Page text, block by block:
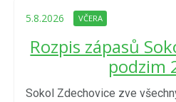
5.8.2026 VČERA
Rozpis zápasů
podzim
Sokol Zdechovice zve